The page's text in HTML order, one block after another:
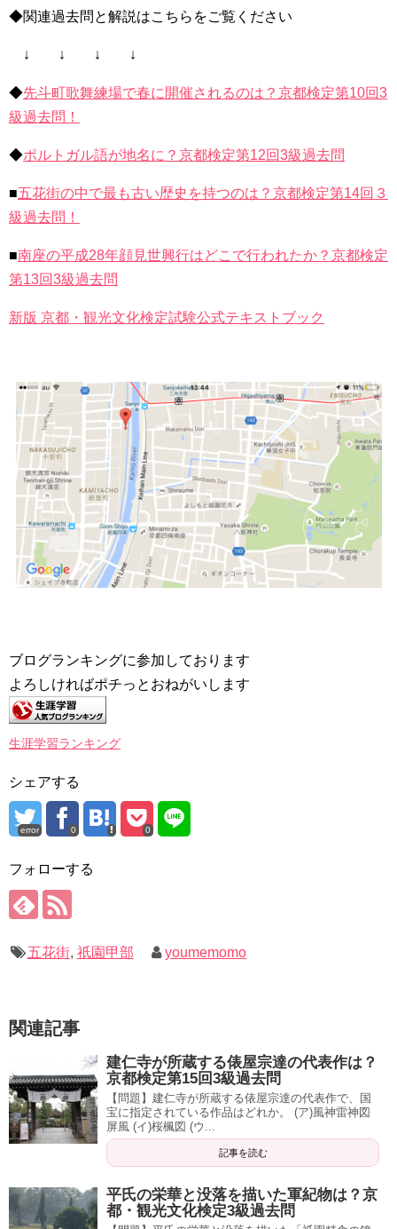
◆関連過去問と解説はこちらをご覧ください
↓ ↓ ↓ ↓
◆先斗町歌舞練場で春に開催されるのは？京都検定第10回3
級過去問！
◆ポルトガル語が地名に？京都検定第12回3級過去問
■五花街の中で最も古い歴史を持つのは？京都検定第14回３
級過去問！
■南座の平成28年顔見世興行はどこで行われたか？京都検定
第13回3級過去問
新版 京都・観光文化検定試験公式テキストブック
ブログランキングに参加しております
よろしければポチっとおねがいします
生涯学習ランキング
シェアする
error 0 0
フォローする
五花街, 祇園甲部 youmemomo
関連記事
建仁寺が所蔵する俵屋宗達の代表作は？
京都検定第15回3級過去問
【問題】建仁寺が所蔵する俵屋宗達の代表作で、国
宝に指定されている作品はどれか。 (ア)風神雷神図
屏風 (イ)桜楓図 (ウ...
記事を読む
平氏の栄華と没落を描いた軍紀物は？京
都・観光文化検定3級過去問